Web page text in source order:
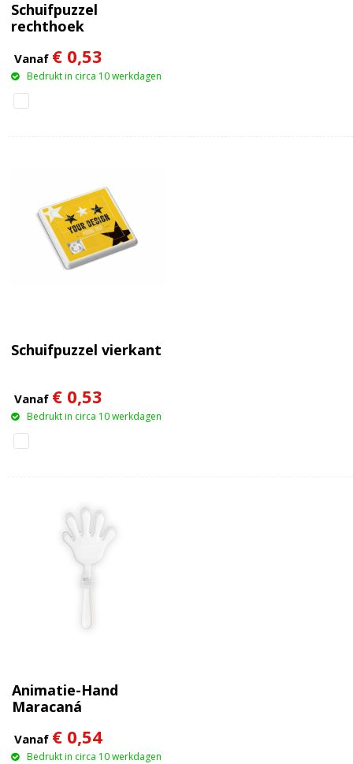
Schuifpuzzel
rechthoek
Vanaf € 0,53
Bedrukt in circa 10 werkdagen
Schuifpuzzel vierkant
Vanaf € 0,53
Bedrukt in circa 10 werkdagen
Animatie-Hand
Maracaná
Vanaf € 0,54
Bedrukt in circa 10 werkdagen